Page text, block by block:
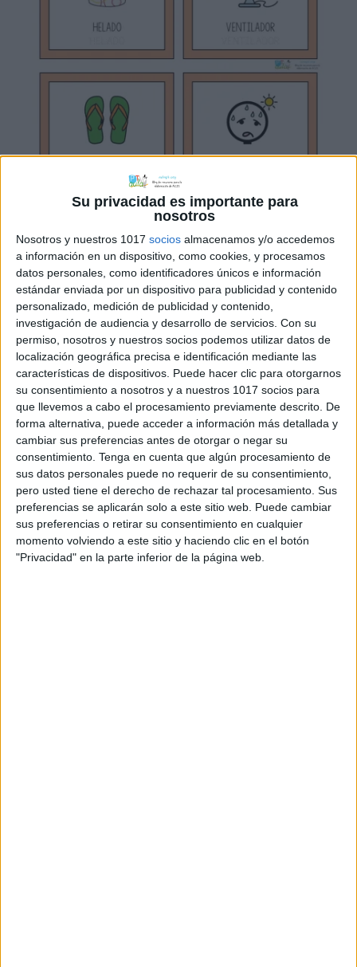
Su privacidad es importante para
nosotros
Nosotros y nuestros 1017 socios almacenamos y/o accedemos
a información en un dispositivo, como cookies, y procesamos
datos personales, como identificadores únicos e información
estándar enviada por un dispositivo para publicidad y contenido
personalizado, medición de publicidad y contenido,
investigación de audiencia y desarrollo de servicios. Con su
permiso, nosotros y nuestros socios podemos utilizar datos de
localización geográfica precisa e identificación mediante las
características de dispositivos. Puede hacer clic para otorgarnos
su consentimiento a nosotros y a nuestros 1017 socios para
que llevemos a cabo el procesamiento previamente descrito. De
forma alternativa, puede acceder a información más detallada y
cambiar sus preferencias antes de otorgar o negar su
consentimiento. Tenga en cuenta que algún procesamiento de
sus datos personales puede no requerir de su consentimiento,
pero usted tiene el derecho de rechazar tal procesamiento. Sus
preferencias se aplicarán solo a este sitio web. Puede cambiar
sus preferencias o retirar su consentimiento en cualquier
momento volviendo a este sitio y haciendo clic en el botón
"Privacidad" en la parte inferior de la página web.